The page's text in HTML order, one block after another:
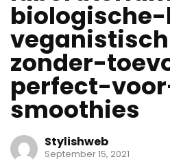
zonder-
perfect-
smoothies
Stylishweb
September 15, 2021